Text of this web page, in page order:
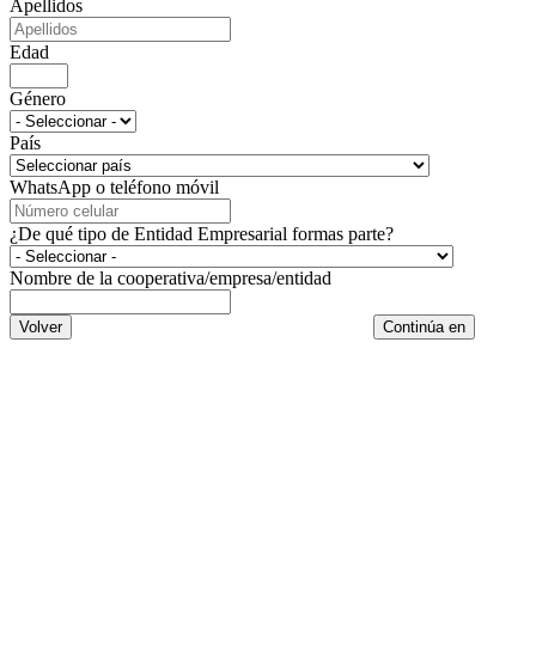
Apellidos
Edad
Género
País
WhatsApp o teléfono móvil
¿De qué tipo de Entidad Empresarial formas parte?
Nombre de la cooperativa/empresa/entidad
Volver Continúa en